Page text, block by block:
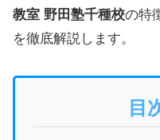
教室 野田塾千種校の特
を徹底解説します。
目